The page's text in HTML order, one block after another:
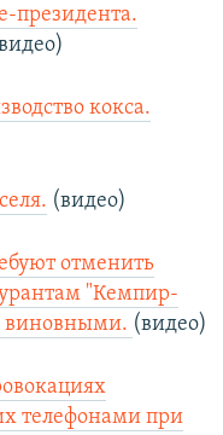
президента.
кокса.
(видео)
отменить
"Кемпир-
виновными. (видео)
телефонами при